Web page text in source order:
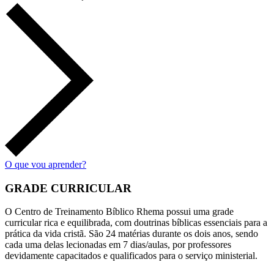
O que vou aprender?
GRADE CURRICULAR​
O Centro de Treinamento Bíblico Rhema possui uma grade
curricular rica e equilibrada, com doutrinas bíblicas essenciais para a
prática da vida cristã. São 24 matérias durante os dois anos, sendo
cada uma delas lecionadas em 7 dias/aulas, por professores
devidamente capacitados e qualificados para o serviço ministerial.